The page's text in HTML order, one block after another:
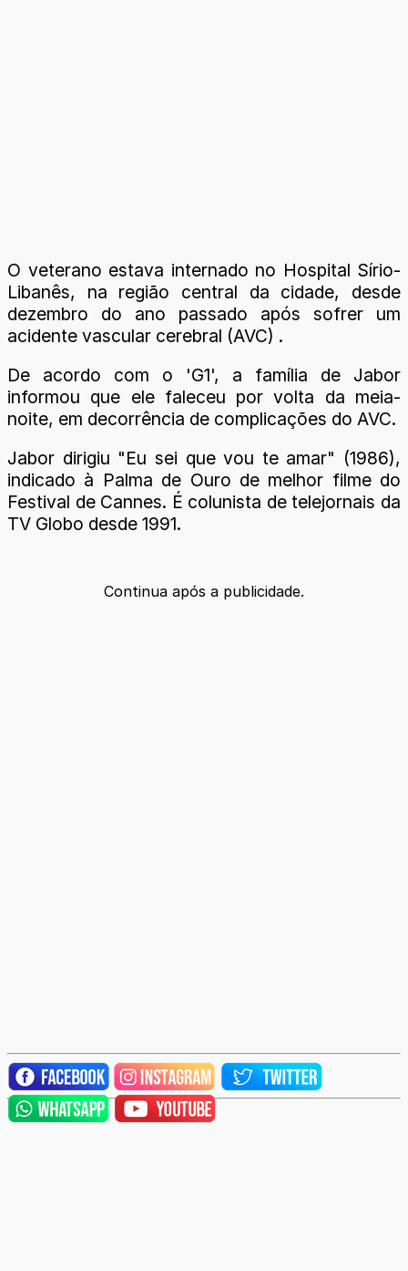
O veterano estava internado no Hospital Sírio-
Libanês, na região central da cidade, desde
dezembro do ano passado após sofrer um
acidente vascular cerebral (AVC) .
De acordo com o 'G1', a família de Jabor
informou que ele faleceu por volta da meia-
noite, em decorrência de complicações do AVC.
Jabor dirigiu "Eu sei que vou te amar" (1986),
indicado à Palma de Ouro de melhor filme do
Festival de Cannes. É colunista de telejornais da
TV Globo desde 1991.
Continua após a publicidade.